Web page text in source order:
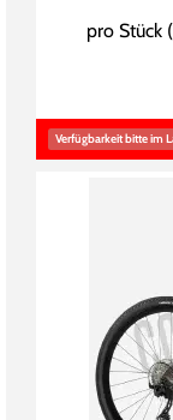
pro Stück
Verfügbarkeit bitte im